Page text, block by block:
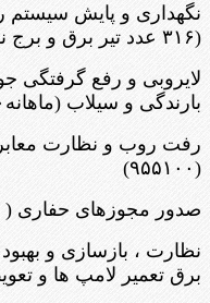
نگهداری و پایش
(۳۱۶ عدد تیر برق و برج نوری-۷۰۰۰ متر کابل برق)
لایروبی و رفع
بارندگی و سیلاب (ماهانه۹۰۰۰ متر طولی)
رفت روب و نظارت
(۹۵۵۱۰۰)
صدور مجوزهای حفاری ( میانگین ۵۰ متر
برق تعمیر لامپ ها و